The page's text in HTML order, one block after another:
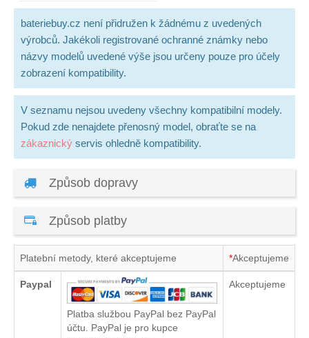
bateriebuy.cz není přidružen k žádnému z uvedených
výrobců. Jakékoli registrované ochranné známky nebo
názvy modelů uvedené výše jsou určeny pouze pro účely
zobrazení kompatibility.
V seznamu nejsou uvedeny všechny kompatibilní modely.
Pokud zde nenajdete přenosný model, obraťte se na
zákaznický servis ohledně kompatibility.
Způsob dopravy
Způsob platby
Platební metody, které akceptujeme *Akceptujeme
Paypal
Platba službou PayPal bez PayPal
účtu. PayPal je pro kupce
Akceptujeme